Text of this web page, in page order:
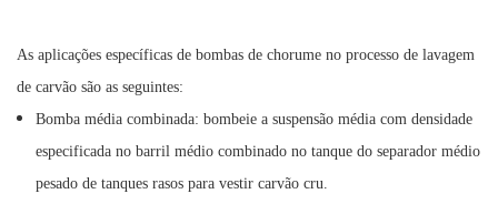
As aplicações específicas de bombas de chorume no processo de lavagem
de carvão são as seguintes:
Bomba média combinada: bombeie a suspensão média com densidade
especificada no barril médio combinado no tanque do separador médio
pesado de tanques rasos para vestir carvão cru.